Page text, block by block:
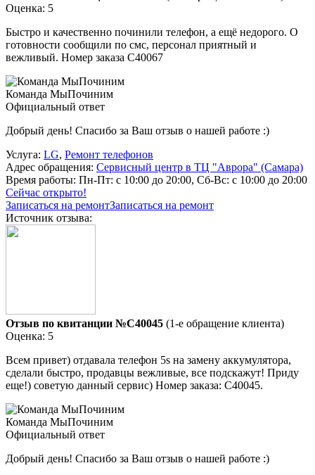
Оценка: 5
Быстро и качественно починили телефон, а ещё недорого. О
готовности сообщили по смс, персонал приятный и
вежливый. Номер заказа С40067
Команда МыПочиним
Официальный ответ
Добрый день! Спасибо за Ваш отзыв о нашей работе :)
Услуга: LG, Ремонт телефонов
Адрес обращения: Сервисный центр в ТЦ "Аврора" (Самара)
Время работы: Пн-Пт: с 10:00 до 20:00, Сб-Вс: с 10:00 до 20:00
Сейчас открыто!
Записаться на ремонтЗаписаться на ремонт
Источник отзыва:
Отзыв по квитанции №C40045 (1-е обращение клиента)
Оценка: 5
Всем привет) отдавала телефон 5s на замену аккумулятора,
сделали быстро, продавцы вежливые, все подскажут! Приду
еще!) советую данный сервис) Номер заказа: C40045.
Команда МыПочиним
Официальный ответ
Добрый день! Спасибо за Ваш отзыв о нашей работе :)